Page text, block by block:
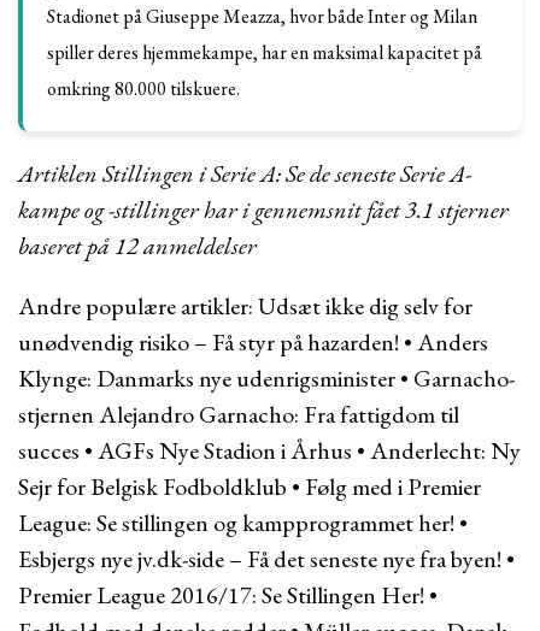
Stadionet på Giuseppe Meazza, hvor både Inter og Milan
spiller deres hjemmekampe, har en maksimal kapacitet på
omkring 80.000 tilskuere.
Artiklen Stillingen i Serie A: Se de seneste Serie A-
kampe og -stillinger har i gennemsnit fået3.1stjerner
baseret på12anmeldelser
Andre populære artikler:Udsæt ikke dig selv for
unødvendig risiko – Få styr på hazarden! •Anders
Klynge: Danmarks nye udenrigsminister• Garnacho-
stjernen Alejandro Garnacho: Fra fattigdom til
succes •AGFs Nye Stadion i Århus •Anderlecht: Ny
Sejr for Belgisk Fodboldklub • Følg med i Premier
League: Se stillingen og kampprogrammet her! •
Esbjergs nye jv.dk-side – Få det seneste nye fra byen! •
Premier League 2016/17: Se Stillingen Her! •